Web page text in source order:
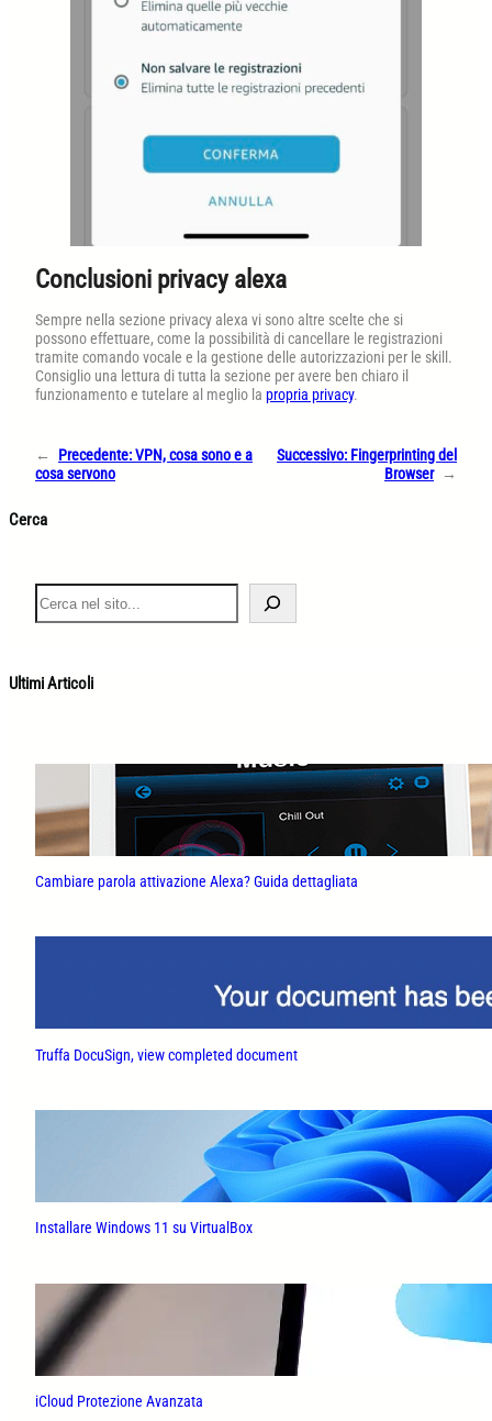
Conclusioni privacy alexa
Sempre nella sezione privacy alexa vi sono altre scelte che si
possono effettuare, come la possibilità di cancellare le registrazioni
tramite comando vocale e la gestione delle autorizzazioni per le skill.
Consiglio una lettura di tutta la sezione per avere ben chiaro il
funzionamento e tutelare al meglio la propria privacy.
← Precedente:VPN, cosa sono e a
cosa servono
Successivo: Fingerprinting del
Browser →
Cerca
S
e
a
h
Ultimi Articoli
Cambiare parola attivazione Alexa? Guida dettagliata
Truffa DocuSign, view completed document
Installare Windows 11 su VirtualBox
iCloud Protezione Avanzata